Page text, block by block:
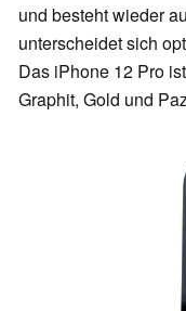
und besteht wieder
unterscheidet sich
Das iPhone 12 Pro
Graphit, Gold und